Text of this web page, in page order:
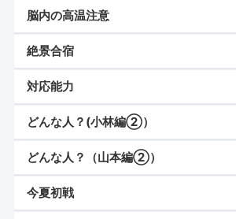
脳内の高温注意
絶景合宿
対応能力
どんな人？(小林編②）
どんな人？（山本編②）
今夏初戦